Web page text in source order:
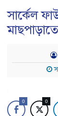
সার্কেল
0 0